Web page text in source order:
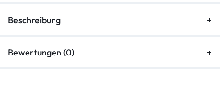
Beschreibung
Bewertungen (0)